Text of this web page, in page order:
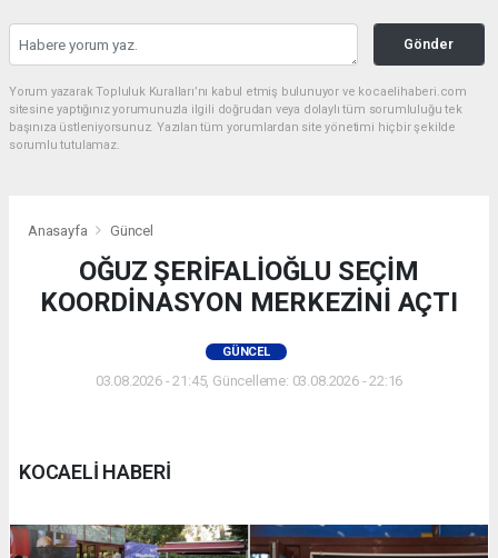
Gönder
Yorum yazarak Topluluk Kuralları’nı kabul etmiş bulunuyor ve kocaelihaberi.com
sitesine yaptığınız yorumunuzla ilgili doğrudan veya dolaylı tüm sorumluluğu tek
başınıza üstleniyorsunuz. Yazılan tüm yorumlardan site yönetimi hiçbir şekilde
sorumlu tutulamaz.
Anasayfa Güncel
OĞUZ ŞERİFALİOĞLU SEÇİM
KOORDİNASYON MERKEZİNİ AÇTI
GÜNCEL
03.08.2026 - 21:45, Güncelleme: 03.08.2026 - 22:16
KOCAELİ HABERİ